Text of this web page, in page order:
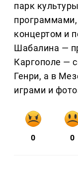
парк
концертом и
Шабалина —
Каргополе —
Генри, а в
играми и
0 0